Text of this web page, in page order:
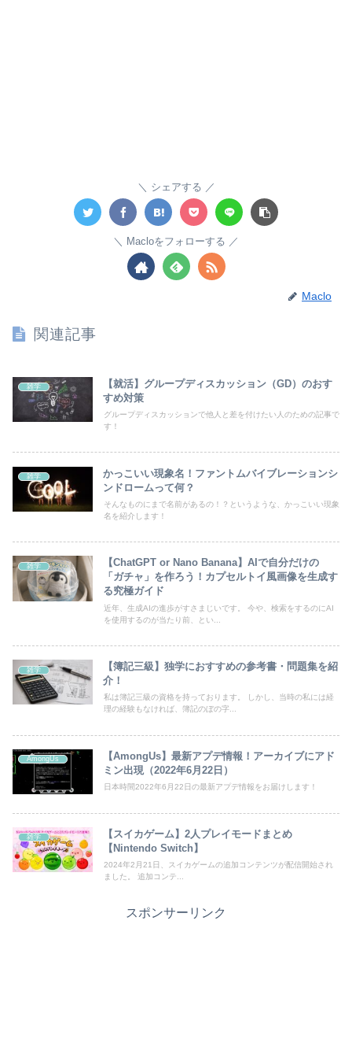
シェアする
Macloをフォローする
Maclo
関連記事
雑学
【就活】グループディスカッション（GD）のおす
すめ対策
グループディスカッションで他人と差を付けたい人のための記事で
す！
雑学
かっこいい現象名！ファントムバイブレーションシ
ンドロームって何？
そんなものにまで名前があるの！？というような、かっこいい現象
名を紹介します！
雑学
【ChatGPT or Nano Banana】AIで自分だけの
「ガチャ」を作ろう！カプセルトイ風画像を生成す
る究極ガイド
近年、生成AIの進歩がすさまじいです。 今や、検索をするのにAI
を使用するのが当たり前、とい...
雑学
【簿記三級】独学におすすめの参考書・問題集を紹
介！
私は簿記三級の資格を持っております。 しかし、当時の私には経
理の経験もなければ、簿記のぼの字...
AmongUs
【AmongUs】最新アプデ情報！アーカイブにアド
ミン出現（2022年6月22日）
日本時間2022年6月22日の最新アプデ情報をお届けします！
雑学
【スイカゲーム】2人プレイモードまとめ
【Nintendo Switch】
2024年2月21日、スイカゲームの追加コンテンツが配信開始され
ました。 追加コンテ...
スポンサーリンク